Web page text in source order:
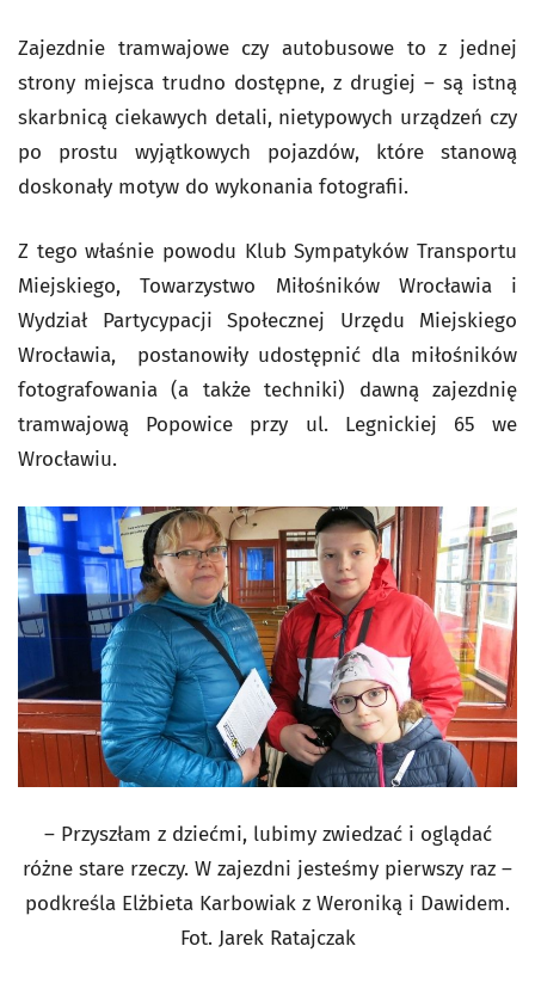
Zajezdnie tramwajowe czy autobusowe to z jednej
strony miejsca trudno dostępne, z drugiej – są istną
skarbnicą ciekawych detali, nietypowych urządzeń czy
po prostu wyjątkowych pojazdów, które stanową
doskonały motyw do wykonania fotografii.
Z tego właśnie powodu Klub Sympatyków Transportu
Miejskiego, Towarzystwo Miłośników Wrocławia i
Wydział Partycypacji Społecznej Urzędu Miejskiego
Wrocławia, postanowiły udostępnić dla miłośników
fotografowania (a także techniki) dawną zajezdnię
tramwajową Popowice przy ul. Legnickiej 65 we
Wrocławiu.
– Przyszłam z dziećmi, lubimy zwiedzać i oglądać
różne stare rzeczy. W zajezdni jesteśmy pierwszy raz –
podkreśla Elżbieta Karbowiak z Weroniką i Dawidem.
Fot. Jarek Ratajczak